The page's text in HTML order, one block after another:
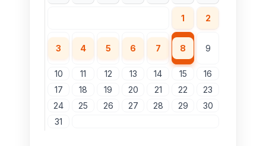
1 2
3 4 5 6 7 8 9
10 11 12 13 14 15
16
17
18 19 20 21 22
23
24
25 26 27 28 29
30
31